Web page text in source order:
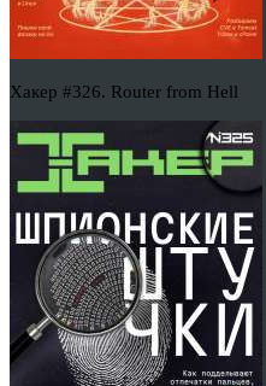
Хакер #326. Router from Hell